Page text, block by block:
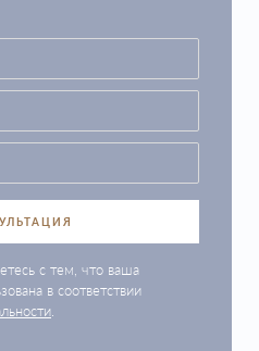
с тем, что ваша
в соответствии